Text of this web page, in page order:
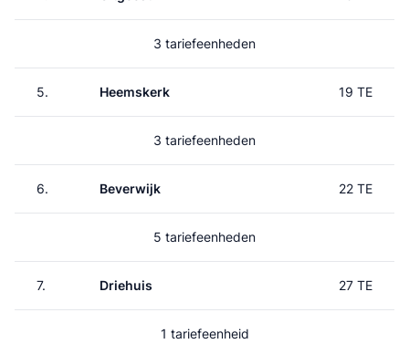
3 tariefeenheden
5. Heemskerk 19 TE
3 tariefeenheden
6. Beverwijk 22 TE
5 tariefeenheden
7. Driehuis 27 TE
1 tariefeenheid